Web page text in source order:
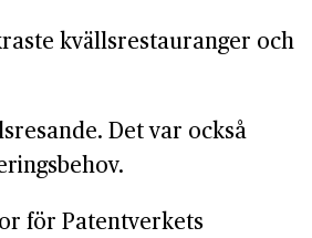
kvällsrestauranger och
Det var också
för Patentverkets